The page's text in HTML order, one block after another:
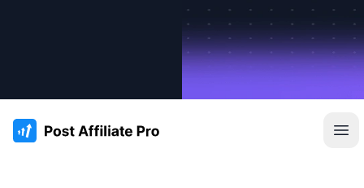
:site.title